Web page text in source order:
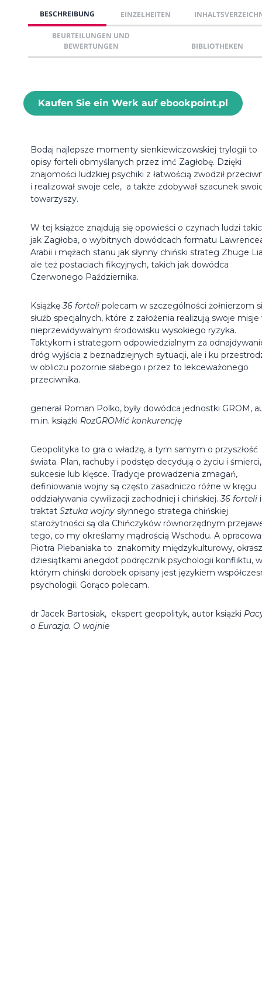
BESCHREIBUNG EINZELHEITEN
BEURTEILUNGEN UND
BEWERTUNGEN
BIBLIOTHEKEN
Kaufen Sie ein Werk auf ebookpoint.pl
Bodaj najlepsze momenty sienkiewiczowskiej trylogii to
opisy forteli obmyślanych przez imć Zagłobę. Dzięki
znajomości ludzkiej psychiki z łatwością zwodził
i realizował swoje cele, a także zdobywał szacunek
towarzyszy.
W tej książce znajdują się opowieści o czynach ludzi
jak Zagłoba, o wybitnych dowódcach formatu
Arabii i mężach stanu jak słynny chiński strateg Zhuge
ale też postaciach fikcyjnych, takich jak dowódca
Czerwonego Października.
Książkę36 forteli polecam w szczególności żołnierzom
służb specjalnych, które z założenia realizują swoje misje
nieprzewidywalnym środowisku wysokiego ryzyka.
Taktykom i strategom odpowiedzialnym za
dróg wyjścia z beznadziejnych sytuacji, ale i ku
w obliczu pozornie słabego i przez to lekceważonego
przeciwnika.
generał Roman Polko, były dowódca jednostki GROM,
m.in. książki RozGROMić konkurencję
Geopolityka to gra o władzę, a tym samym o przyszłość
świata. Plan, rachuby i podstęp decydują o życiu i
sukcesie lub klęsce. Tradycje prowadzenia zmagań,
definiowania wojny są często zasadniczo różne w kręgu
oddziaływania cywilizacji zachodniej i chińskiej.36 forteli i
traktat Sztuka wojny słynnego stratega chińskiej
starożytności są dla Chińczyków równorzędnym
tego, co my określamy mądrością Wschodu. A
Piotra Plebaniaka to znakomity międzykulturowy,
dziesiątkami anegdot podręcznik psychologii konfliktu, w
którym chiński dorobek opisany jest językiem
psychologii. Gorąco polecam.
dr Jacek Bartosiak, ekspert geopolityk, autor książki
o Eurazja. O wojnie